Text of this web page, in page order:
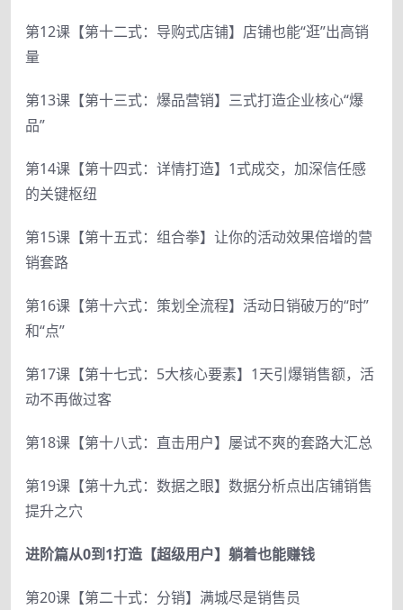
第12课【第十二式：导购式店铺】店铺也能“逛”出高销
量
第13课【第十三式：爆品营销】三式打造企业核心“爆
品”
第14课【第十四式：详情打造】1式成交，加深信任感
的关键枢纽
第15课【第十五式：组合拳】让你的活动效果倍增的营
销套路
第16课【第十六式：策划全流程】活动日销破万的“时”
和“点”
第17课【第十七式：5大核心要素】1天引爆销售额，活
动不再做过客
第18课【第十八式：直击用户】屡试不爽的套路大汇总
第19课【第十九式：数据之眼】数据分析点出店铺销售
提升之穴
进阶篇从0到1打造【超级用户】躺着也能赚钱
第20课【第二十式：分销】满城尽是销售员